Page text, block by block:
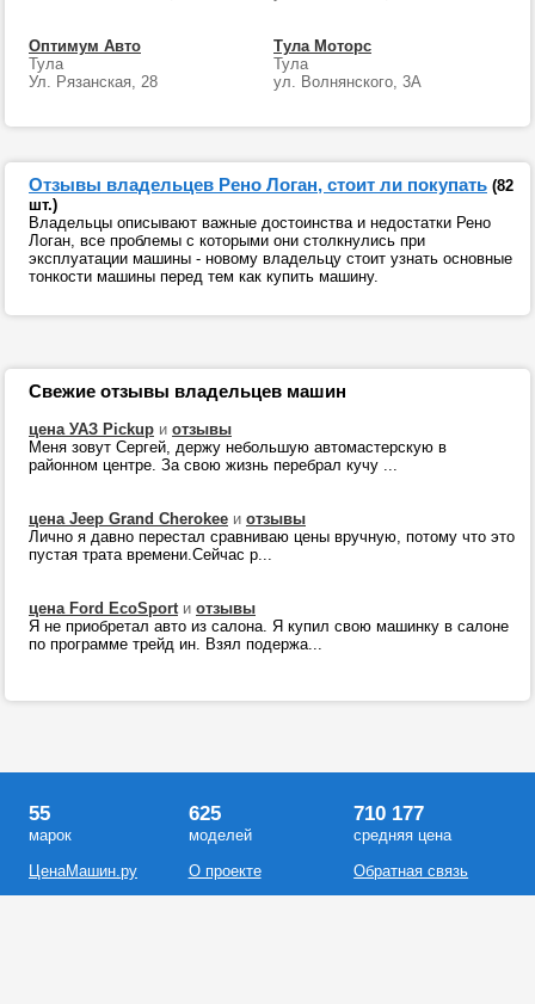
Оптимум Авто
Тула
Ул. Рязанская, 28
Тула Моторс
Тула
ул. Волнянского, 3А
Отзывы владельцев Рено Логан, стоит ли покупать (82
шт.)
Владельцы описывают важные достоинства и недостатки Рено
Логан, все проблемы с которыми они столкнулись при
эксплуатации машины - новому владельцу стоит узнать основные
тонкости машины перед тем как купить машину.
Свежие отзывы владельцев машин
цена УАЗ Pickup и отзывы
Меня зовут Сергей, держу небольшую автомастерскую в
районном центре. За свою жизнь перебрал кучу ...
цена Jeep Grand Cherokee и отзывы
Лично я давно перестал сравниваю цены вручную, потому что это
пустая трата времени.Сейчас р...
цена Ford EcoSportи отзывы
Я не приобретал авто из салона. Я купил свою машинку в салоне
по программе трейд ин. Взял подержа...
55
марок
ЦенаМашин.ру
625
моделей
О проекте
710 177
средняя цена
Обратная связь